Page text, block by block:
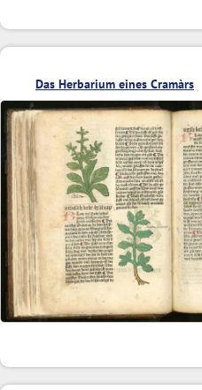
Das Herbarium eines Cramàrs